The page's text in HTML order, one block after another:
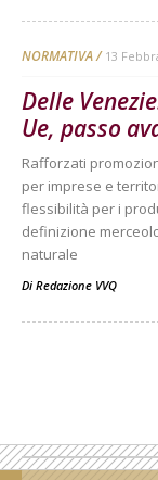
NORMATIVA 13
Delle
Ue, passo
Rafforzati
per imprese e
flessibilità per i
definizione
naturale
Di Redazione VVQ